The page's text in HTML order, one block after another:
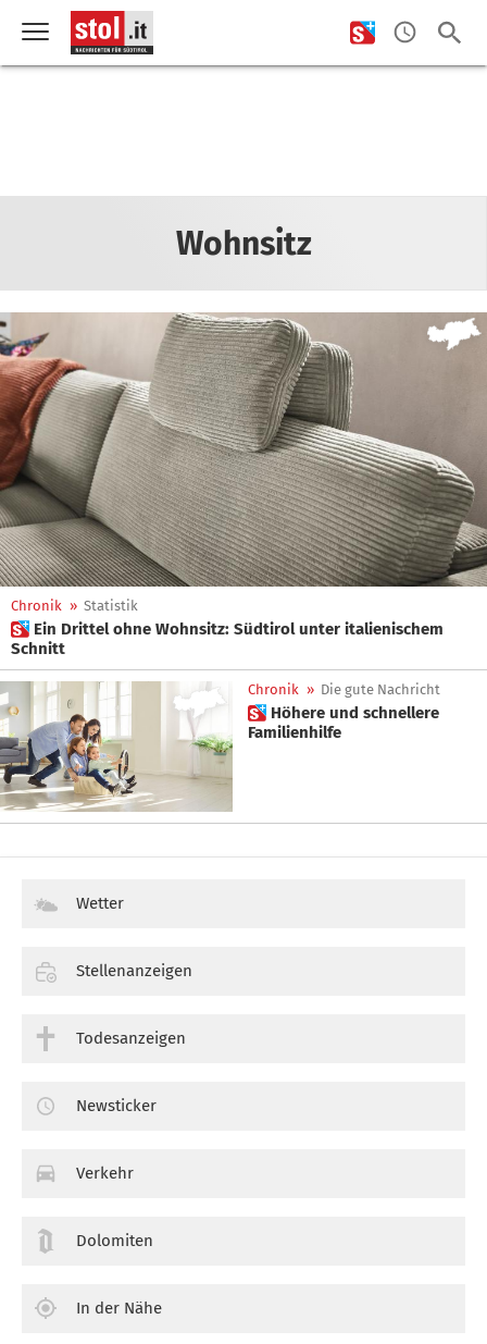
Wohnsitz
Chronik » Statistik
 Ein Drittel ohne Wohnsitz: Südtirol unter italienischem
Schnitt
Chronik » Die gute Nachricht
 Höhere und schnellere
Familienhilfe
Wetter
Stellenanzeigen
Todesanzeigen
Newsticker
Verkehr
Dolomiten
In der Nähe